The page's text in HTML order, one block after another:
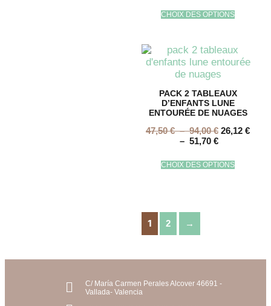
CHOIX DES OPTIONS
PACK 2 TABLEAUX
D’ENFANTS LUNE
ENTOURÉE DE NUAGES
47,50€ – 94,00€ 26,12 €
– 51,70 €
CHOIX DES OPTIONS
1 2 →
C/ María Carmen Perales Alcover 46691 -
Vallada- Valencia